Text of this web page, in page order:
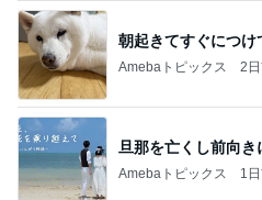
朝起きてすぐにつけ
Amebaトピックス 2
旦那を亡くし前向き
Amebaトピックス 1